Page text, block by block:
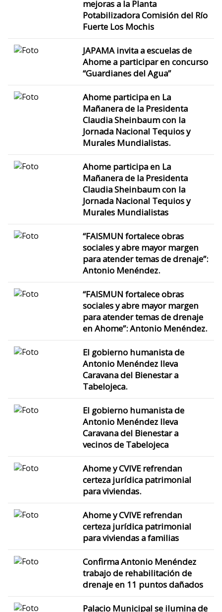
mejoras a la Planta
Potabilizadora Comisión del Río
Fuerte Los Mochis
JAPAMA invita a escuelas de
Ahome a participar en concurso
“Guardianes del Agua”
Ahome participa en La
Mañanera de la Presidenta
Claudia Sheinbaum con la
Jornada Nacional Tequios y
Murales Mundialistas.
Ahome participa en La
Mañanera de la Presidenta
Claudia Sheinbaum con la
Jornada Nacional Tequios y
Murales Mundialistas
“FAISMUN fortalece obras
sociales y abre mayor margen
para atender temas de drenaje”:
Antonio Menéndez.
“FAISMUN fortalece obras
sociales y abre mayor margen
para atender temas de drenaje
en Ahome”: Antonio Menéndez.
El gobierno humanista de
Antonio Menéndez lleva
Caravana del Bienestar a
Tabelojeca.
El gobierno humanista de
Antonio Menéndez lleva
Caravana del Bienestar a
vecinos de Tabelojeca
Ahome y CVIVE refrendan
certeza jurídica patrimonial
para viviendas.
Ahome y CVIVE refrendan
certeza jurídica patrimonial
para viviendas a familias
Confirma Antonio Menéndez
trabajo de rehabilitación de
drenaje en 11 puntos dañados
Palacio Municipal se ilumina de